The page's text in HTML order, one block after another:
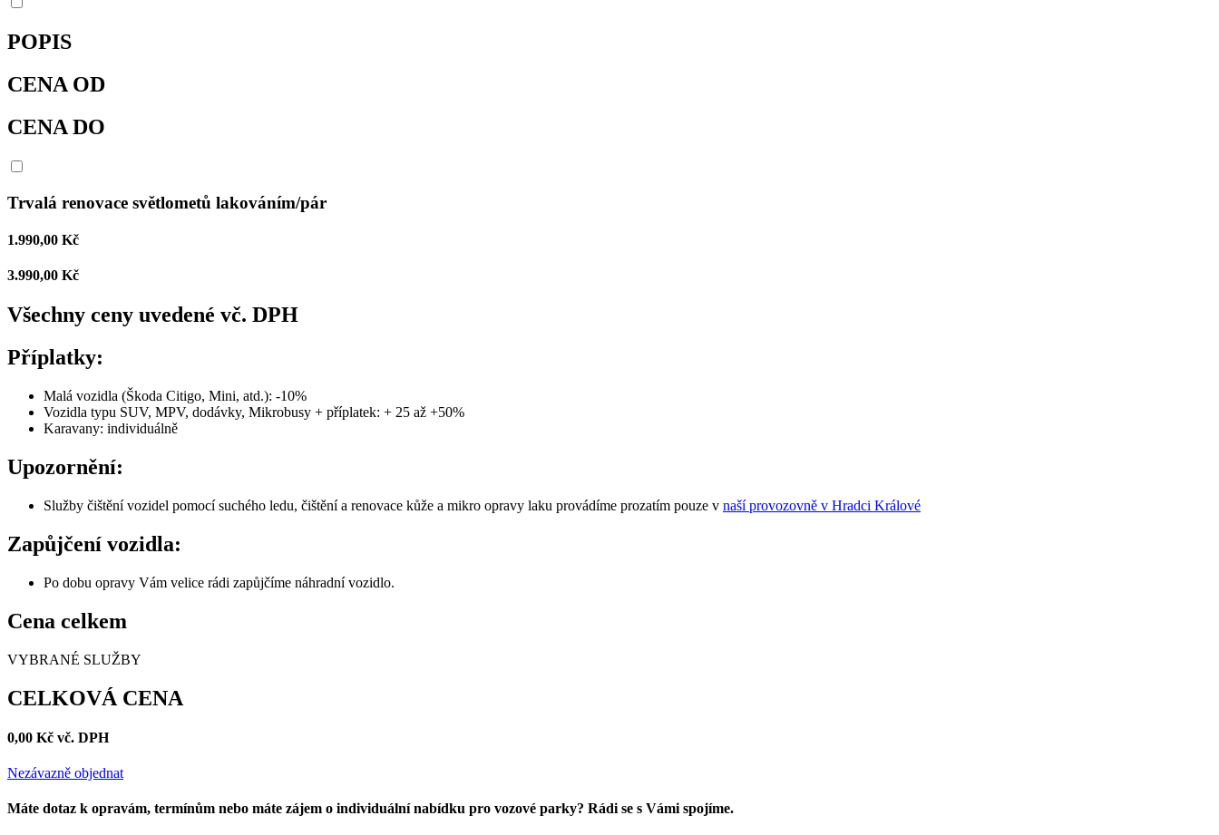
POPIS
CENA OD
CENA DO
Trvalá renovace světlometů lakováním/pár
1.990,00 Kč
3.990,00 Kč
Všechny ceny uvedené vč. DPH
Příplatky:
Malá vozidla (Škoda Citigo, Mini, atd.): -10%
Vozidla typu SUV, MPV, dodávky, Mikrobusy + příplatek: + 25 až +50%
Karavany: individuálně
Upozornění:
Služby čištění vozidel pomocí suchého ledu, čištění a renovace kůže a mikro opravy laku provádíme prozatím pouze v naší provozovně v Hradci Králové
Zapůjčení vozidla:
Po dobu opravy Vám velice rádi zapůjčíme náhradní vozidlo.
Cena celkem
VYBRANÉ SLUŽBY
CELKOVÁ CENA
0,00 Kč vč. DPH
Nezávazně objednat
Máte dotaz k opravám, termínům nebo máte zájem o individuální nabídku pro vozové parky? Rádi se s Vámi spojíme.